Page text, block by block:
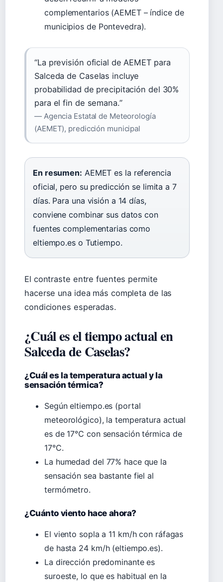
complementarios (AEMET – índice de
municipios de Pontevedra).
“La previsión oficial de AEMET para
Salceda de Caselas incluye
probabilidad de precipitación del 30%
para el fin de semana.”
— Agencia Estatal de Meteorología
(AEMET), predicción municipal
En resumen: AEMET es la referencia
oficial, pero su predicción se limita a 7
días. Para una visión a 14 días,
conviene combinar sus datos con
fuentes complementarias como
eltiempo.es o Tutiempo.
El contraste entre fuentes permite
hacerse una idea más completa de las
condiciones esperadas.
¿Cuál es el tiempo actual en
Salceda de Caselas?
¿Cuál es la temperatura actual y la
sensación térmica?
Según eltiempo.es (portal
meteorológico), la temperatura actual
es de 17°C con sensación térmica de
17°C.
La humedad del 77% hace que la
sensación sea bastante fiel al
termómetro.
¿Cuánto viento hace ahora?
El viento sopla a 11 km/h con ráfagas
de hasta 24 km/h (eltiempo.es).
La dirección predominante es
suroeste, lo que es habitual en la